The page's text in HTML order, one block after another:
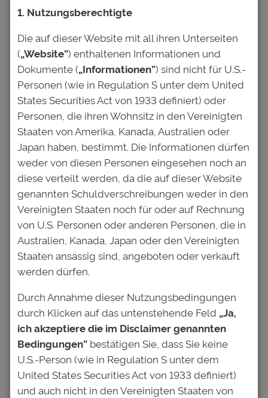
6.000 Studenten teilgenommen haben. Fast
die Hälfte der Befragten würde das Pensum
am liebsten reduzieren, bei fast einem
Viertel wirkt sich der Nebenjob negativ auf
den Studienfortschritt aus. 8 Stunden pro
Woche halten Studenten für gut machbar.
Die tatsächliche Arbeitszeit liegt mit 11
Stunden pro Woche 37 Prozent über diesem
Pensum.
Bei den extrem gestiegenen
Lebenshaltungskosten in den Unistädten
bleibt oft keine andere Wahl, als den
Nebenjob als eine von mehreren
Finanzierungsquellen zu nutzen. „Nebenjobs
können je nach Aufgabengebiet wertvolle
Praxiserfahrungen liefern, sollten aber immer
nur ein Baustein in der Studienfinanzierung
Deutschen Bildung. Richtschnur sei das
erfolgreiche Studium. „Wenn der Nebenjob
die Studienleistung und -dauer spürbar
belastet, sollten Studenten darüber
nachdenken, den Nebenjob entweder sein zu
lassen oder den Umfang zu reduzieren“, sagt
Hofmann. „Darüber hinaus sollte auch genug
1. Nutzungsberechtigte
Die auf dieser Website mit all ihren Unterseiten
(„Website”) enthaltenen Informationen und
Dokumente („Informationen”) sind nicht für U.S.-
Personen (wie in Regulation S unter dem United
States Securities Act von 1933 definiert) oder
Personen, die ihren Wohnsitz in den Vereinigten
Staaten von Amerika, Kanada, Australien oder
Japan haben, bestimmt. Die Informationen dürfen
weder von diesen Personen eingesehen noch an
diese verteilt werden, da die auf dieser Website
genannten Schuldverschreibungen weder in den
Vereinigten Staaten noch für oder auf Rechnung
von U.S. Personen oder anderen Personen, die in
Australien, Kanada, Japan oder den Vereinigten
Staaten ansässig sind, angeboten oder verkauft
werden dürfen.
Durch Annahme dieser Nutzungsbedingungen
durch Klicken auf das untenstehende Feld „Ja,
ich akzeptiere die im Disclaimer genannten
Bedingungen” bestätigen Sie, dass Sie keine
U.S.-Person (wie in Regulation S unter dem
United States Securities Act von 1933 definiert)
und auch nicht in den Vereinigten Staaten von